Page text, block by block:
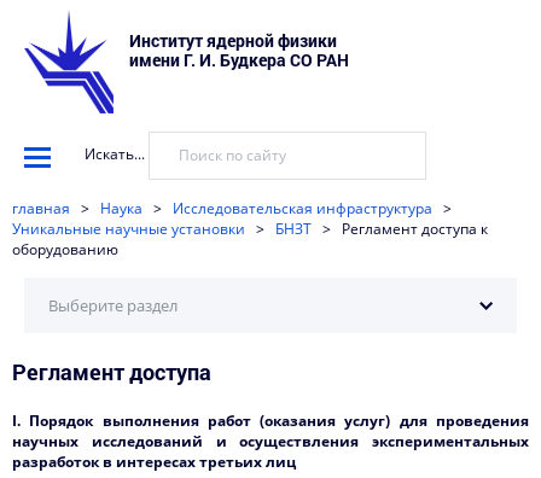
Институт ядерной физики
имени Г. И. Будкера СО РАН
Искать...
главная > Наука > Исследовательская инфраструктура >
Уникальные научные установки > БНЗТ > Регламент доступа к
оборудованию
Регламент доступа к оборудованию
Типовые работы и услуги
Методики измерений
Выберите раздел
Регламент доступа
I. Порядок выполнения работ (оказания услуг) для проведения
научных исследований и осуществления экспериментальных
разработок в интересах третьих лиц